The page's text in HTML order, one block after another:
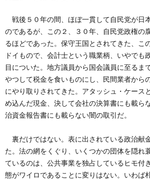
戦後５０年の間、ほぼ一貫して自民党が日
のであるが、この２、３０年、自民党政権の
るほどであった。保守王国とされてきた、こ
ドイもので、会計士という職業柄、いやでも
目についた。地方議員から国会議員に至るま
やつして税金を食いものにし、民間業者から
にやり取りされてきた。アタッシュ・ケース
め込んだ現金、決して会社の決算書にも載ら
治資金報告書にも載らない闇の取引だ。
裏だけではない。表に出されている政治献
た。法の網をくぐり、いくつかの団体を隠れ
ているのは、公共事業を独占しているヒモ付
態がワイロであることに変りはない。いわば